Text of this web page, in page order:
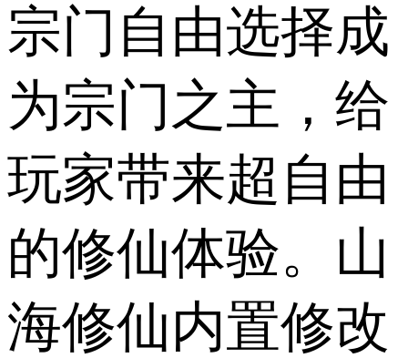
宗门自由选择成
为宗门之主，给
玩家带来超自由
的修仙体验。山
海修仙内置修改